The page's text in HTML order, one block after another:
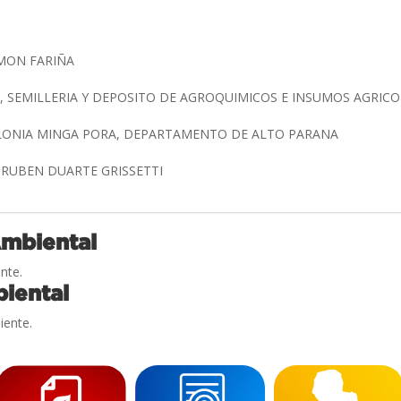
FARIÑA
SEMILLERIA Y DEPOSITO DE AGROQUIMICOS E INSUMOS
MINGA PORA, DEPARTAMENTO DE ALTO PARANA
DUARTE GRISSETTI